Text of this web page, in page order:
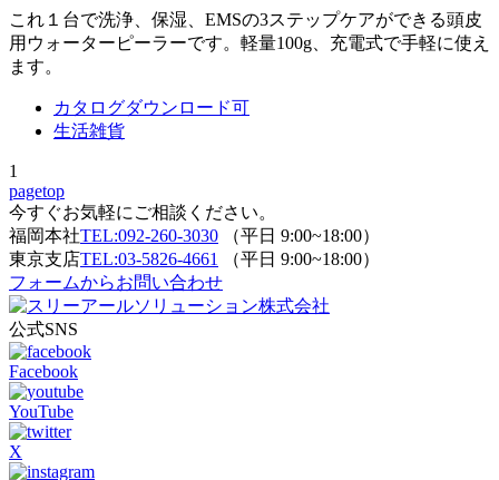
これ１台で洗浄、保湿、EMSの3ステップケアができる頭皮
用ウォーターピーラーです。軽量100g、充電式で手軽に使え
ます。
カタログダウンロード可
生活雑貨
1
pagetop
今すぐお気軽にご相談ください。
福岡本社TEL:092-260-3030 （平日 9:00~18:00）
東京支店TEL:03-5826-4661
（平日 9:00~18:00）
フォームからお問い合わせ
公式SNS
Facebook
YouTube
X